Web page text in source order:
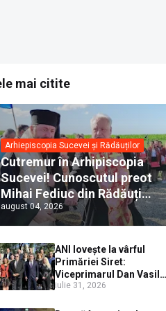
mai citite
Arhiepiscopia Sucevei și Rădăuților
Cutremur în Arhipiscopia
Sucevei! Cunoscutul preot
Mihai Fediuc din Rădăuți a
trecut la Biserica Creștină
Ortodoxă Valahă. ÎPS
Calinic anunță că îi
pregătește judecata
canonică
august 04, 2026
ANI lovește la vârful
Primăriei Siret:
Viceprimarul Dan Vasile
Sauciuc, declarat
iulie 31, 2026